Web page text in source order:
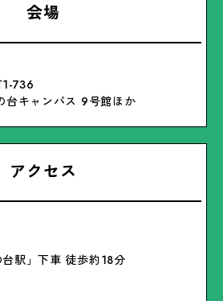
会場
736
台キャンパス 9号館ほか
アクセス
駅」下車 徒歩約18分